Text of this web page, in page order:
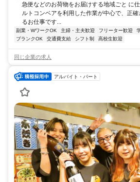
急便などのお荷物をお届けする地域ごと に
ルトコンベアを利用した作業が中心で、正
るお仕事です...
副業・WワークOK 主婦・主夫歓迎 フリーター歓迎
ブランクOK
交通費支給 シフト制 高校生歓迎
同じ企業の求人
アルバイト・パート